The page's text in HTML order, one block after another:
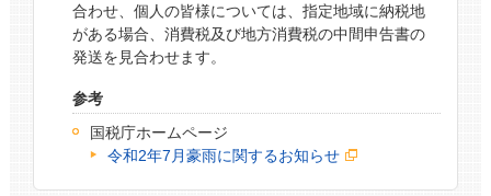
合わせ、個人の皆様については、指定地域に納税地
がある場合、消費税及び地方消費税の中間申告書の
発送を見合わせます。
参考
国税庁ホームページ
令和2年7月豪雨に関するお知らせ